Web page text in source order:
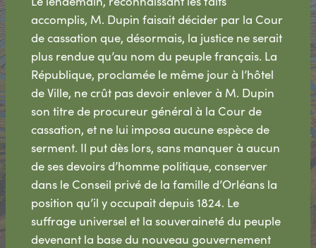
accomplis, M. Dupin faisait décider par la Cour
de cassation que, désormais, la justice ne serait
plus rendue qu’au nom du peuple français. La
République, proclamée le même jour à l’hôtel
de Ville, ne crût pas devoir enlever à M. Dupin
son titre de procureur général à la Cour de
cassation, et ne lui imposa aucune espèce de
serment. Il put dès lors, sans manquer à aucun
de ses devoirs d’homme politique, conserver
dans le Conseil privé de la famille d’Orléans la
position qu’il y occupait depuis 1824. Le
suffrage universel et la souveraineté du peuple
devenant la base du nouveau gouvernement